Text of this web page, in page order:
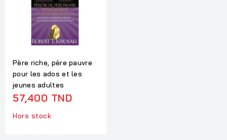
Père riche, père pauvre
pour les ados et les
jeunes adultes
57,400 TND
Hors stock